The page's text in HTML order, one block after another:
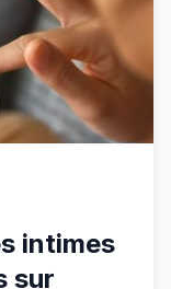
intimes
sur